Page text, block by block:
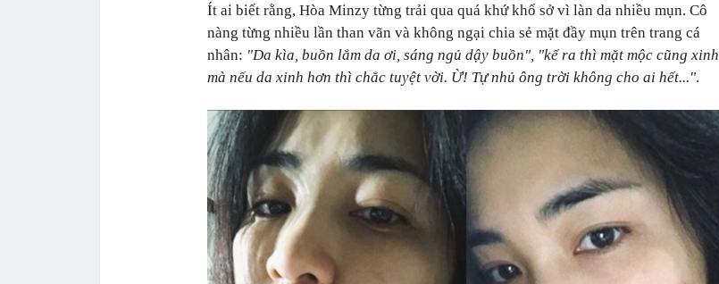
Ít ai biết rằng, Hòa Minzy từng trải qua quá khứ khổ sở vì làn da nhiều mụn. Cô
nàng từng nhiều lần than vãn và không ngại chia sẻ mặt đầy mụn trên trang cá
nhân: "Da kìa, buồn lắm da ơi, sáng ngủ dậy buồn", "kể ra thì mặt mộc cũng xinh
mà nếu da xinh hơn thì chắc tuyệt vời. Ừ! Tự nhủ ông trời không cho ai hết...".